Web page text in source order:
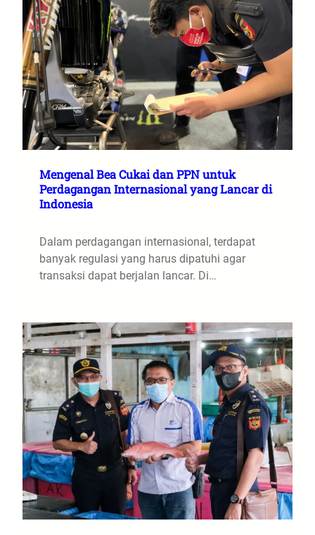
Mengenal Bea Cukai dan PPN untuk
Perdagangan Internasional yang Lancar di
Indonesia
Dalam perdagangan internasional, terdapat
banyak regulasi yang harus dipatuhi agar
transaksi dapat berjalan lancar. Di…